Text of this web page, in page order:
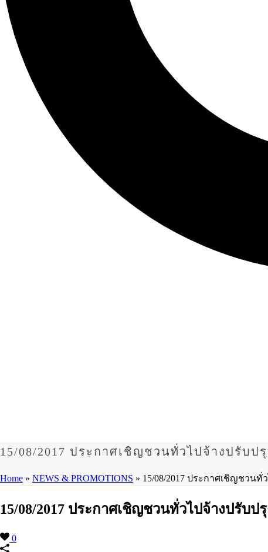
15/08/2017 ประกาศเชิญชวนทั่วไปจ้างปรับ
Home » NEWS & PROMOTIONS » 15/08/2017 ประกาศเชิญชวน
15/08/2017 ประกาศเชิญชวนทั่วไปจ้างปรับ
0